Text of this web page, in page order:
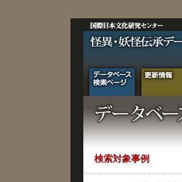
検索対象事例